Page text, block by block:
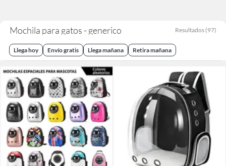
Mochila para gatos - generico Resultados (97)
Llega hoy Envío gratis Llega mañana Retira mañana